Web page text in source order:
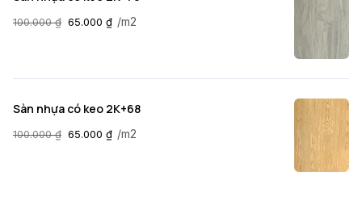
100.000₫ 65.000 ₫ /m2
Sàn nhựa có keo 2K+68
100.000₫ 65.000 ₫ /m2